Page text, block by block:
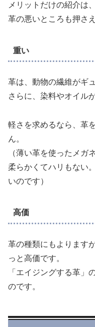
メリットだけの紹介は
革の悪いところも押さ
重い
革は、動物の繊維がギ
さらに、染料やオイル
軽さを求めるなら、革
ん。
（薄い革を使ったメガ
柔らかくてハリもない
いのです）
高価
革の種類にもよります
っと高価です。
「エイジングする革」
のです。